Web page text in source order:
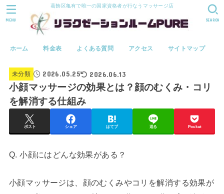
葛飾区亀有で唯一の国家資格者が行なうマッサージ店
ホーム 料金表 よくある質問 アクセス サイトマップ
SEARCH
MENU
未分類 2026.05.25 2026.06.13
小顔マッサージの効果とは？顔のむくみ・コリ
を解消する仕組み
ポスト シェア はてブ 送る Pocket
Q. 小顔にはどんな効果がある？
小顔マッサージは、顔のむくみやコリを解消する効果が